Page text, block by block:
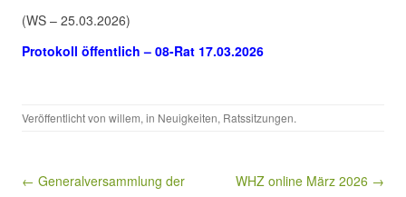
(WS – 25.03.2026)
Protokoll öffentlich – 08-Rat 17.03.2026
Veröffentlicht von willem, in Neuigkeiten, Ratssitzungen.
Beitragsnavigation
← Generalversammlung der
WHZ online März 2026 →